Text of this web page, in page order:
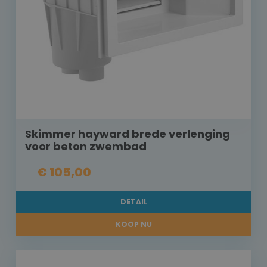
Skimmer hayward brede verlenging
voor beton zwembad
€ 105,00
DETAIL
KOOP NU